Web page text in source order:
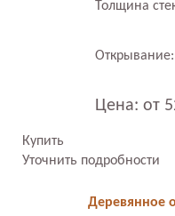
Толщина
Открывание:
Цена: от
Купить
Уточнить подробности
Деревянное